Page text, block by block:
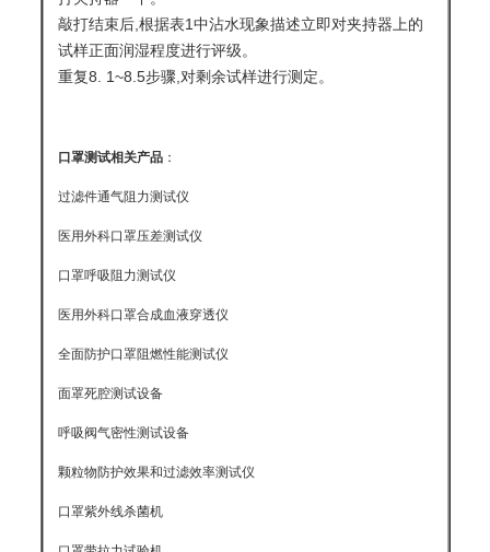
敲打结束后,根据表1中沾水现象描述立即对夹持器上的
试样正面润湿程度进行评级。
重复8. 1~8.5步骤,对剩余试样进行测定。
口罩测试相关产品：
过滤件通气阻力测试仪
医用外科口罩压差测试仪
口罩呼吸阻力测试仪
医用外科口罩合成血液穿透仪
全面防护口罩阻燃性能测试仪
面罩死腔测试设备
呼吸阀气密性测试设备
颗粒物防护效果和过滤效率测试仪
口罩紫外线杀菌机